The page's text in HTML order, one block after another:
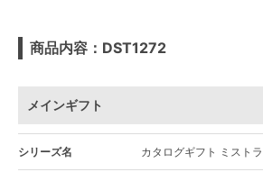
商品内容：DST1272
メインギフト
シリーズ名 カタログギフト ミスト